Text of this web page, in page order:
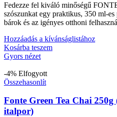
Fedezze fel kiváló minőségű
szószunkat egy praktikus, 350 ml-
bárok és az igényes otthoni
Hozzáadás a kívánságlistához
Kosárba teszem
Gyors nézet
-4% Elfogyott
Összehasonlít
Fonte Green Tea Chai 250g
italpor)